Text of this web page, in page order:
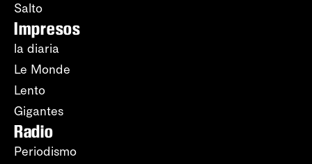
Salto
Impresos
la diaria
Le Monde
Lento
Gigantes
Radio
Periodismo